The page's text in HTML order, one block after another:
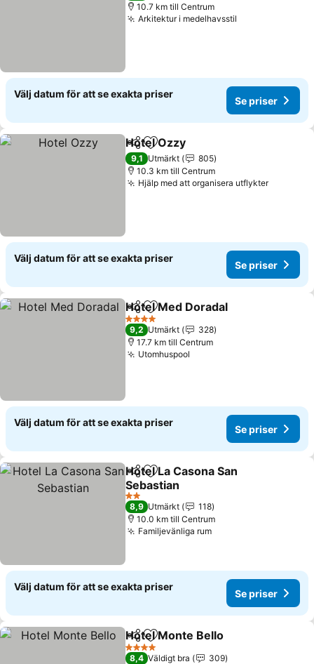
10.7 km till Centrum
Arkitektur i medelhavsstil
Välj datum för att se exakta priser
Se priser
Dela Lägg till i Mina Favoriter
Hotel Ozzy
9,1 Utmärkt
805
10.3 km till Centrum
Hjälp med att organisera utflykterSe
Välj datum för att se exakta priser
Se priser
Dela Lägg till i Mina Favoriter
Hotel Med Doradal
4 Stjärnor
9,2 Utmärkt
328
17.7 km till Centrum
Utomhuspool
Välj datum för att se exakta priser
Se priser
Dela Lägg till i Mina Favoriter
Hotel La Casona San
Sebastian
Se priser
2 Stjärnor
8,9 Utmärkt
118
10.0 km till Centrum
Familjevänliga rumSe priser
Välj datum för att se exakta priser
Se priser
Dela Lägg till i Mina Favoriter
Hotel Monte Bello
4 Stjärnor
8,4 Väldigt bra
309